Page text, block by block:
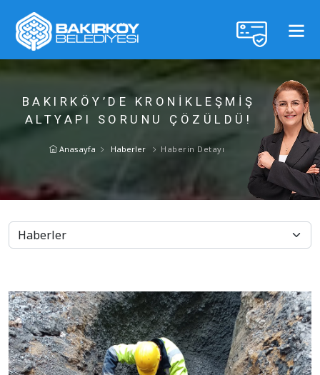
BAKIRKÖY’DE KRONİKLEŞMİŞ
ALTYAPI SORUNU ÇÖZÜLDÜ!
Anasayfa Haberler Haberin Detayı